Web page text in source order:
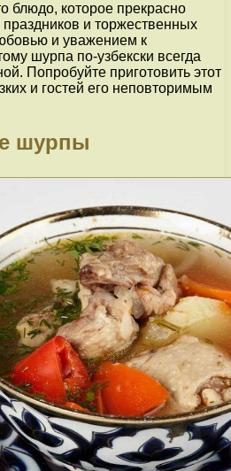
блюдо, которое прекрасно
и торжественных
и уважением к
шурпа по-узбекски всегда
Попробуйте приготовить этот
и гостей его неповторимым
шурпы